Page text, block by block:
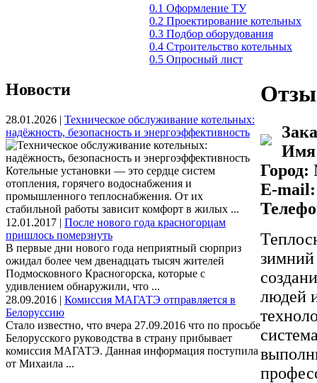
0.1 Оформление ТУ
0.2 Проектирование котельных
0.3 Подбор оборудования
0.4 Строительство котельных
0.5 Опросный лист
Новости
28.01.2026 | Техническое обслуживание котельных:
надёжность, безопасность и энергоэффективность
Котельные установки — это сердце систем
отопления, горячего водоснабжения и
промышленного теплоснабжения. От их
стабильной работы зависит комфорт в жилых ...
12.01.2017 | После нового года красногорцам
пришлось померзнуть
В первые дни нового года неприятный сюрприз
ожидал более чем двенадцать тысяч жителей
Подмосковного Красногорска, которые с
удивлением обнаружили, что ...
28.09.2016 | Комиссия МАГАТЭ отправляется в
Белоруссию
Стало известно, что вчера 27.09.2016 что по просьбе
Белорусского руководства в страну прибывает
комиссия МАГАТЭ. Данная информация поступила
от Михаила ...
Имя
Город:
E-mail:
зимний
людей